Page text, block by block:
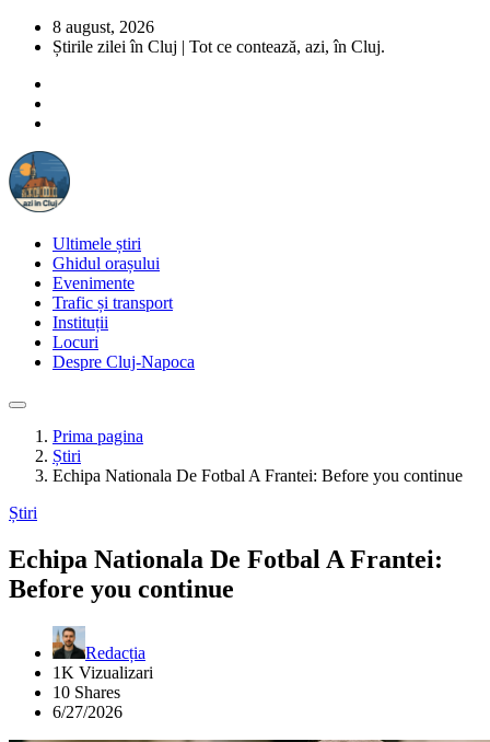
8 august, 2026
Știrile zilei în Cluj | Tot ce contează, azi, în Cluj.
Ultimele știri
Ghidul orașului
Evenimente
Trafic și transport
Instituții
Locuri
Despre Cluj-Napoca
Prima pagina
Știri
Echipa Nationala De Fotbal A Frantei: Before you continue
Știri
Echipa Nationala De Fotbal A Frantei:
Before you continue
Redacția
1K Vizualizari
10 Shares
6/27/2026